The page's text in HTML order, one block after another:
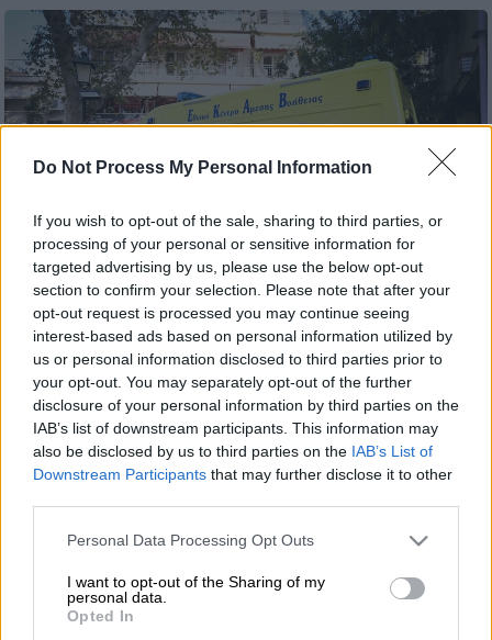
Do Not Process My Personal Information
If you wish to opt-out of the sale, sharing to third parties, or
processing of your personal or sensitive information for
targeted advertising by us, please use the below opt-out
section to confirm your selection. Please note that after your
opt-out request is processed you may continue seeing
interest-based ads based on personal information utilized by
us or personal information disclosed to third parties prior to
your opt-out. You may separately opt-out of the further
disclosure of your personal information by third parties on the
IAB’s list of downstream participants. This information may
also be disclosed by us to third parties on the IAB’s List of
Downstream Participants that may further disclose it to other
Please note that this website/app uses one or more Google
not limited to your visit or usage behaviour. You may click to
grant or deny consent to Google and its third-party tags to
use your data for below specified purposes in below Google
Personal Data Processing Opt Outs
I want to opt-out of the Sharing of my
personal data.
Opted In
(ΡΑΦΑΗΛ ΓΕΩΡΓΙΑΔΗΣ/EUROKINISSI)
Προσθέστε το ΕΘΝΟΣ στη Google
Μιαγυναίκα81 ετών εντοπίστηκε χωρίς τις
αισθήσεις της στηθαλάσσια περιοχή«Άγιος
Ελλάδα|04.05.2025 13:12